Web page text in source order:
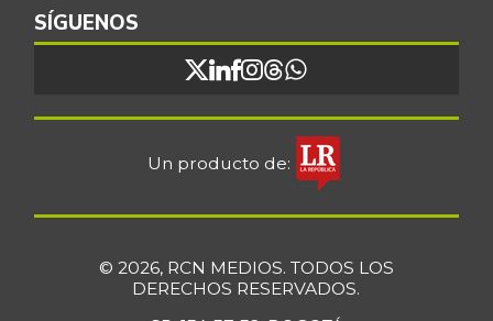
SÍGUENOS
Un producto de:
© 2026, RCN MEDIOS. TODOS LOS
DERECHOS RESERVADOS.